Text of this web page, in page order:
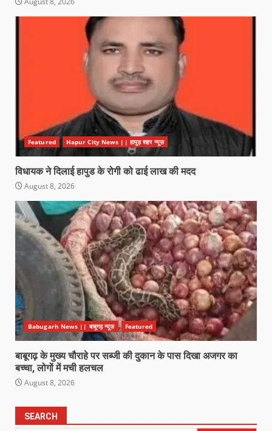
Featured Hapur City News || हापुड़ शहर न्यूज़
विधायक ने दिलाई हापुड के रोगी को ढाई लाख की मदद
August 8, 2026
Babugarh News || बाबूगढ़ न्यूज़ Featured
बाबूगढ़ के मुख्य चौराहे पर सब्जी की दुकान के पास दिखा अजगर का
बच्चा, लोगों में मची हलचल
August 8, 2026
SEARCH